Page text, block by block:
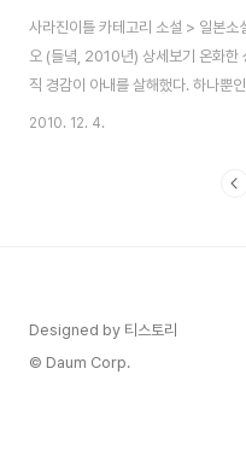
사라진이틀 카테고리 소설 > 일본소
오 (들녘, 2010년) 상세보기 온화한
직 경감이 아내를 살해했다. 하나뿐
이머병에 걸려 매일 본인에게 죽여
촌탁살인사건으로 결론을 짓지만
2010. 12. 4.
Designed by 티스토리
© Daum Corp.